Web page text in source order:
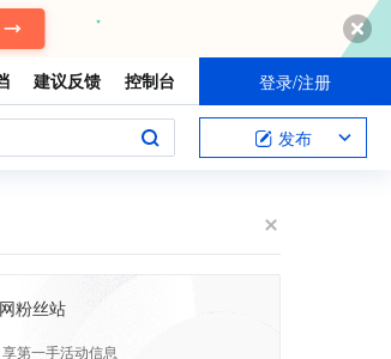
建议反馈 控制台 登录/注册
发布
粉丝站
第一手活动信息